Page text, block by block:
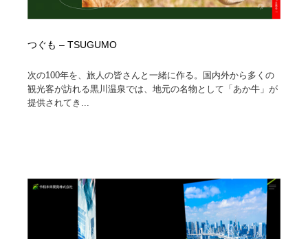
つぐも – TSUGUMO
次の100年を、旅人の皆さんと一緒に作る。国内外から多くの
観光客が訪れる黒川温泉では、地元の名物として「あか牛」が
提供されてき...